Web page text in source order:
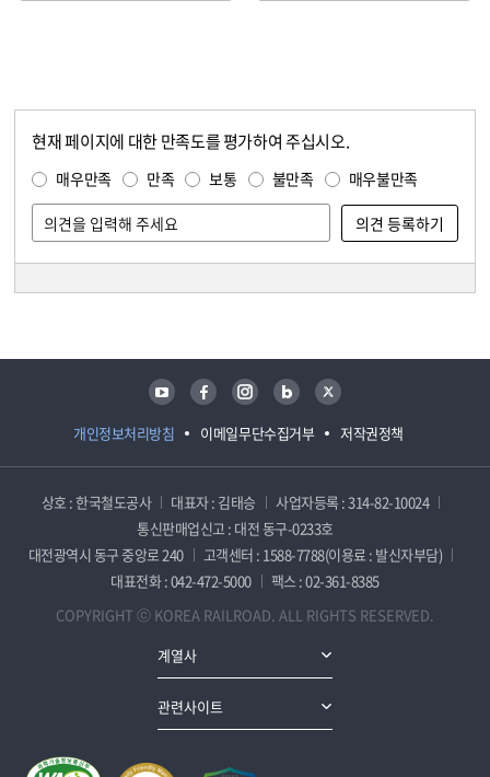
현재 페이지에 대한 만족도를 평가하여 주십시오.
매우만족 만족 보통 불만족 매우불만족
개인정보처리방침 이메일무단수집거부 저작권정책
유튜브 페이스북 인스타그램 블로그 트위터
상호 : 한국철도공사 대표자 : 김태승
사업자등록 : 314-82-10024
통신판매업신고 : 대전 동구-0233호
대전광역시 동구 중앙로 240
고객센터 : 1588-7788(이용료 : 발신자부담)
대표전화 : 042-472-5000
팩스 : 02-361-8385
COPYRIGHT ⓒ KOREA RAILROAD. ALL RIGHTS RESERVED.
계열사
관련사이트